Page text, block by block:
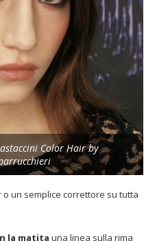
Color Hair by
o un semplice correttore su tutta
la matita una linea sulla rima